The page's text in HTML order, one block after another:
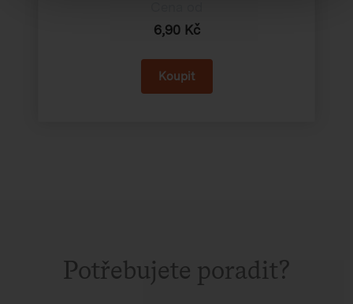
6,90 Kč
Potřebujete poradit?